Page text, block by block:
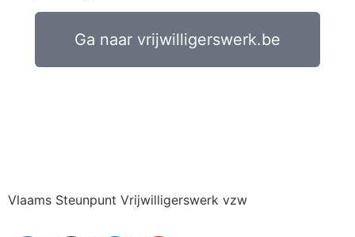
Ga naar vrijwilligerswerk.be
Vlaams Steunpunt Vrijwilligerswerk vzw